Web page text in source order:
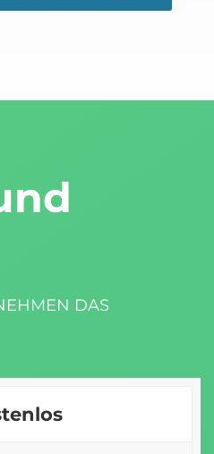
DAS